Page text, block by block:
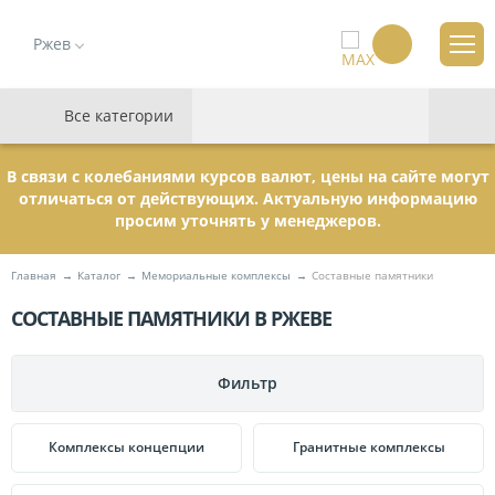
Ржев
Все категории
В связи с колебаниями курсов валют, цены на сайте могут
отличаться от действующих. Актуальную информацию
просим уточнять у менеджеров.
Главная Каталог Мемориальные комплексы Составные памятники
СОСТАВНЫЕ ПАМЯТНИКИ В РЖЕВЕ
Фильтр
ПАМЯТНИКИ
Гранитные
111
МЕМОРИАЛЬНЫЕ КОМПЛЕКСЫ
Комплексы концепции Гранитные комплексы